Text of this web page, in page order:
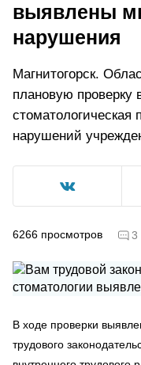
выявлены
нарушения
Магнитогорск.
плановую проверку
стоматологическая
нарушений
6266 просмотров 3
В ходе проверки
трудового